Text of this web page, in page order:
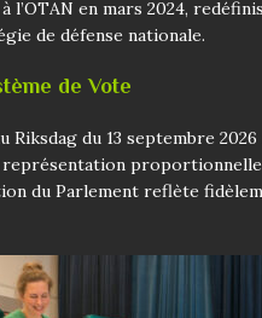
l’OTAN en mars 2024,
de défense nationale.
de Vote
Riksdag du 13 septembre
représentation
du Parlement reflète